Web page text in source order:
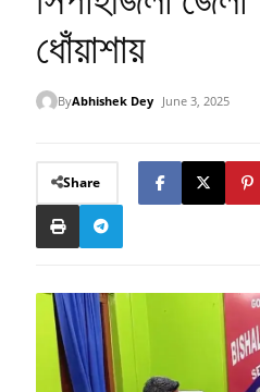
ধোঁয়াশায়
ByAbhishek Dey
June 3, 2025
Share